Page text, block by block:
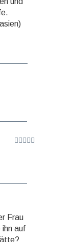
Frau
ihn auf